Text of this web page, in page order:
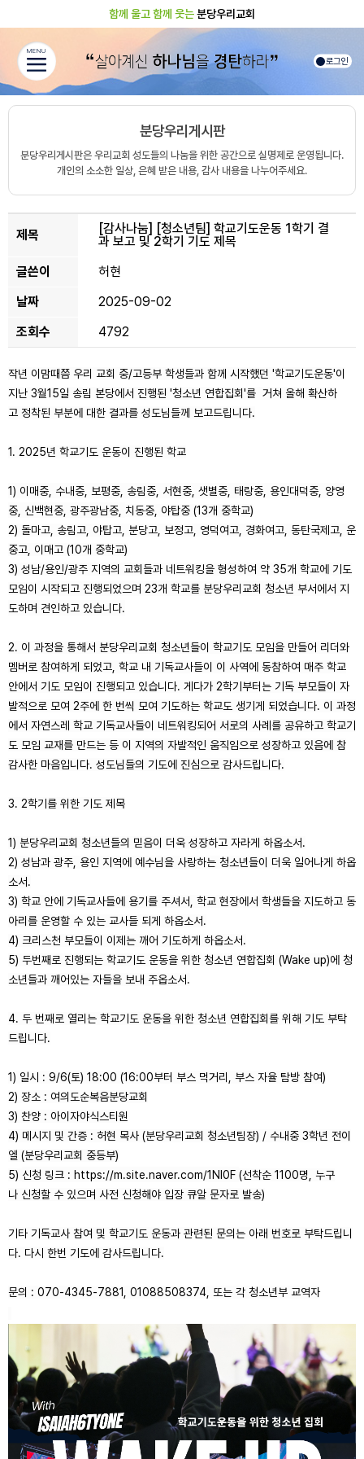
함께 울고 함께 웃는분당우리교회
로그인
MENU
분당우리게시판
분당우리게시판은 우리교회 성도들의 나눔을 위한 공간으로 실명제로 운영됩니다.
개인의 소소한 일상, 은혜 받은 내용, 감사 내용을 나누어주세요.
제목 [감사나눔] [청소년팀] 학교기도운동 1학기 결
과 보고 및 2학기 기도 제목
글쓴이
허현
날짜
2025-09-02
조회수
4792
작년 이맘때쯤 우리 교회 중/고등부 학생들과 함께 시작했던 '학교기도운동'이
지난 3월15일 송림 본당에서 진행된 '청소년 연합집회'를 거쳐 올해 확산하
고 정착된 부분에 대한 결과를 성도님들께 보고드립니다.
1. 2025년 학교기도 운동이 진행된 학교
1) 이매중, 수내중, 보평중, 송림중, 서현중, 샛별중, 태랑중, 용인대덕중, 양영
중, 신백현중, 광주광남중, 치동중 , 야탑중 (13개 중학교)
2) 돌마고, 송림고, 야탑고, 분당고, 보정고, 영덕여고, 경화여고, 동탄국제고, 운
중고, 이매고 (10개 중학교)
3) 성남/용인/광주 지역의 교회들과 네트워킹을 형성하여 약 35개 학교에 기도
모임이 시작되고 진행되었으며 23개 학교를 분당우리교회 청소년 부서에서 지
도하며 견인하고 있습니다.
2. 이 과정을 통해서 분당우리교회 청소년들이 학교기도 모임을 만들어 리더와
멤버로 참여하게 되었고, 학교 내 기독교사들이 이 사역에 동참하여 매주 학교
안에서 기도 모임이 진행되고 있습니다. 게다가 2학기부터는 기독 부모들이 자
발적으로 모여 2주에 한 번씩 모여 기도하는 학교도 생기게 되었습니다. 이 과정
에서 자연스레 학교 기독교사들이 네트워킹되어 서로의 사례를 공유하고 학교기
도 모임 교재를 만드는 등 이 지역의 자발적인 움직임으로 성장하고 있음에 참
감사한 마음입니다. 성도님들의 기도에 진심으로 감사드립니다.
3. 2학기를 위한 기도 제목
1) 분당우리교회 청소년들의 믿음이 더욱 성장하고 자라게 하옵소서.
2) 성남과 광주, 용인 지역에 예수님을 사랑하는 청소년들이 더욱 일어나게 하옵
소서.
3) 학교 안에 기독교사들에 용기를 주셔서, 학교 현장에서 학생들을 지도하고 동
아리를 운영할 수 있는 교사들 되게 하옵소서.
4) 크리스천 부모들이 이제는 깨어 기도하게 하옵소서.
5) 두번째로 진행되는 학교기도 운동을 위한 청소년 연합집회 (Wake up)에 청
소년들과 깨어있는 자들을 보내 주옵소서.
4. 두 번째로 열리는 학교기도 운동을 위한 청소년 연합집회를 위해 기도 부탁
드립니다.
1) 일시 : 9/6(토) 18:00 (16:00부터 부스 먹거리, 부스 자율 탐방 참여)
2) 장소 : 여의도순복음분당교회
3) 찬양 : 아이자야식스티원
4) 메시지 및 간증 : 허현 목사 (분당우리교회 청소년팀장) / 수내중 3학년 전이
엘 (분당우리교회 중등부)
5) 신청 링크 : https://m.site.naver.com/1NI0F (선착순 1100명, 누구
나 신청할 수 있으며 사전 신청해야 입장 큐알 문자로 발송)
기타 기독교사 참여 및 학교기도 운동과 관련된 문의는 아래 번호로 부탁드립니
다. 다시 한번 기도에 감사드립니다.
문의 : 070-4345-7881, 01088508374, 또는 각 청소년부 교역자